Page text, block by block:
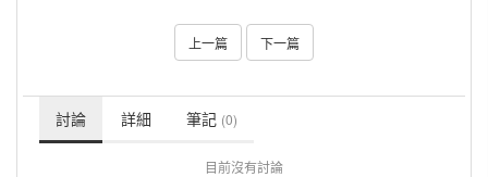
上一篇 下一篇
討論 詳細 筆記 (0)
目前沒有討論